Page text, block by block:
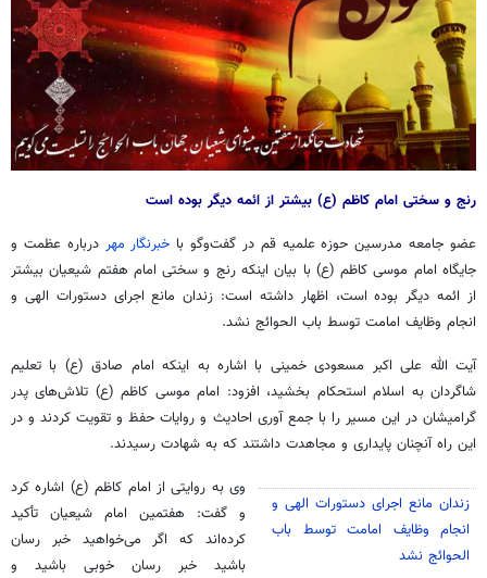
رنج و سختی امام کاظم (ع) بیشتر از ائمه دیگر بوده است
عضو جامعه مدرسین حوزه علمیه قم در گفت‌وگو با خبرنگار مهر درباره عظمت و
جایگاه امام موسی کاظم (ع) با بیان اینکه رنج و سختی امام هفتم شیعیان بیشتر
از ائمه دیگر بوده است، اظهار داشته است: زندان مانع اجرای دستورات الهی و
انجام وظایف امامت توسط باب الحوائج نشد.
آیت الله علی اکبر مسعودی خمینی با اشاره به اینکه امام صادق (ع) با تعلیم
شاگردان به اسلام استحکام بخشید، افزود: امام موسی کاظم (ع) تلاش‌های پدر
گرامیشان در این مسیر را با جمعآوری احادیث و روایات حفظ و تقویت کردند و در
این راه آنچنان پایداری و مجاهدت داشتند که به شهادت رسیدند.
زندان مانع اجرای دستورات الهی و
انجام وظایف امامت توسط باب
الحوائج نشد
وی به روایتی از امام کاظم (ع) اشاره کرد
و گفت: هفتمین امام شیعیان تأکید
کرده‌اند که اگر می‌خواهید خبر رسان
باشید خبر رسان خوبی باشید و